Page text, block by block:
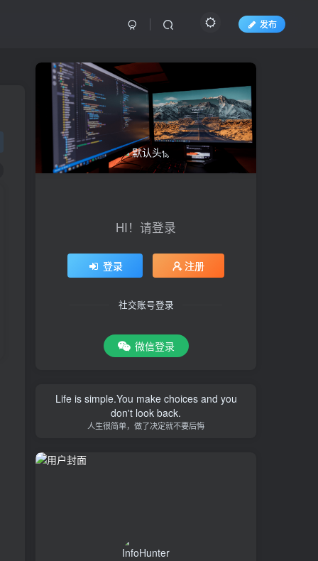
发布
HI！请登录
登录 注册
社交账号登录
微信登录
Life is simple.You make choices and you
don't look back.
人生很简单，做了决定就不要后悔